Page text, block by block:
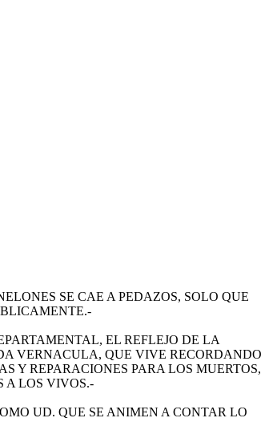
SE CAE A PEDAZOS, SOLO QUE
EL REFLEJO DE LA
VERNACULA, QUE VIVE RECORDANDO
Y REPARACIONES PARA LOS MUERTOS,
A LOS VIVOS.-
UD. QUE SE ANIMEN A CONTAR LO